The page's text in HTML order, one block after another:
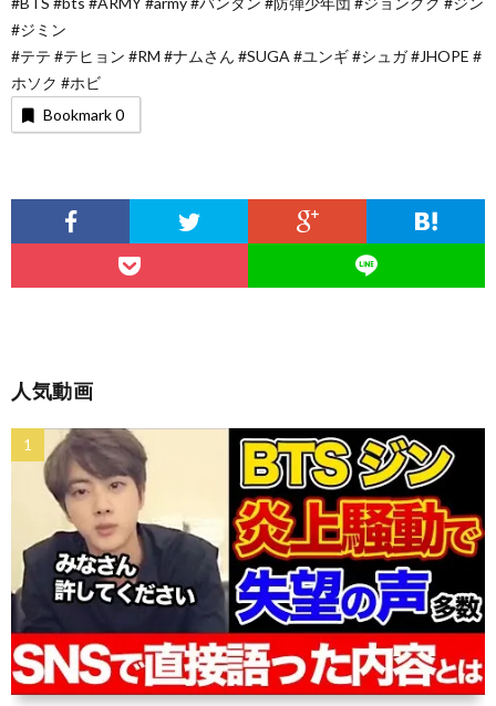
#ジミン
#テテ #テヒョン #RM #ナムさん #SUGA #ユンギ #シュガ #JHOPE #
ホソク #ホビ
Bookmark0
人気動画